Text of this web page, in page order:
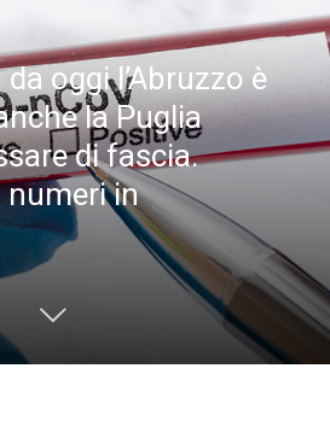
oggi l’Abruzzo è
la Puglia
di fascia.
in